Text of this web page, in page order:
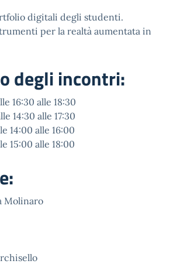
digitali degli studenti.
per la realtà aumentata in
degli incontri:
16:30 alle 18:30
14:30 alle 17:30
14:00 alle 16:00
15:00 alle 18:00
Molinaro